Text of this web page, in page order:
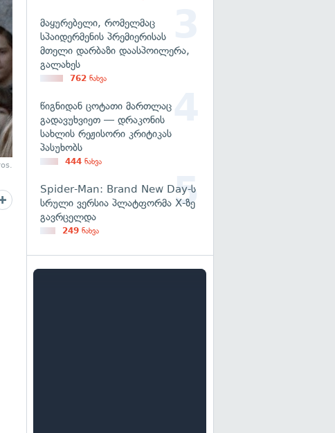
მაყურებელი, რომელმაც
სპაიდერმენის პრემიერისას
მთელი დარბაზი დაასპოილერა,
გალახეს
762 ნახვა
წიგნიდან ცოტათი მართლაც
გადავუხვიეთ — დრაკონის
სახლის რეჟისორი კრიტიკას
პასუხობს
444 ნახვა
Spider-Man: Brand New Day-ს
სრული ვერსია პლატფორმა X-ზე
გავრცელდა
249 ნახვა